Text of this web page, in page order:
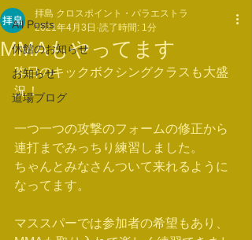
All Posts
休館のお知らせ
お知らせ
道場ブログ
MMAもやってます
拝島 クロスポイント・パラエストラ
2021年4月3日 読了時間: 1分
昨日のキックボクシングクラスも大盛
況！
一つ一つの攻撃のフォームの修正から
連打までみっちり練習しました。
ちゃんとみなさんついて来れるように
なってます。
マススパーでは参加者の希望もあり、